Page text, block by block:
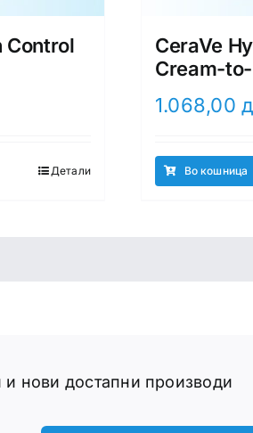
Control
Детали
CeraVe
Cream-
1.068,00
Во кошница
и нови достапни производи